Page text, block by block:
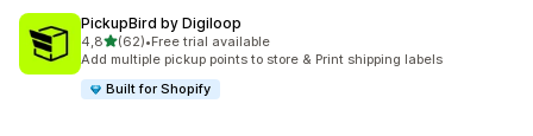
PickupBird by Digiloop
4,8de 5 estrelas
(62)
62 total de avaliações
•Free trial available
Add multiple pickup points to store & Print shipping labels
Built for Shopify